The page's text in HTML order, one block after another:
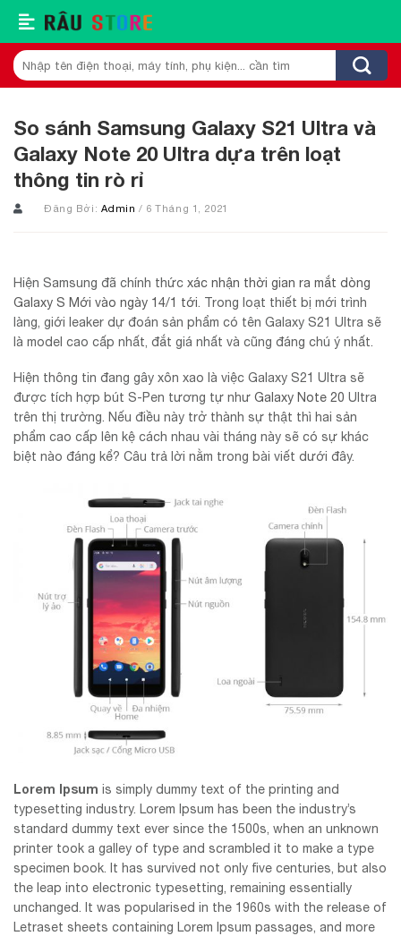
Skip
content
Tìm
kiếm:
So sánh Samsung Galaxy S21 Ultra và
Galaxy Note 20 Ultra dựa trên loạt
thông tin rò rỉ
Đăng Bởi: Admin/ 6 Tháng 1, 2021
Hiện Samsung đã chính thức xác nhận thời gian ra mắt dòng
Galaxy S Mới vào ngày 14/1 tới . Trong loạt thiết bị mới trình
làng, giới leaker dự đoán sản phẩm có tên Galaxy S21 Ultra sẽ
là model cao cấp nhất, đắt giá nhất và cũng đáng chú ý nhất.
Hiện thông tin đang gây xôn xao là việc Galaxy S21 Ultra sẽ
được tích hợp bút S-Pen tương tự như Galaxy Note 20 Ultra
trên thị trường. Nếu điều này trở thành sự thật thì hai sản
phẩm cao cấp lên kệ cách nhau vài tháng này sẽ có sự khác
biệt nào đáng kể? Câu trả lời nằm trong bài viết dưới đây.
Lorem Ipsum is simply dummy text of the printing and
typesetting industry. Lorem Ipsum has been the industry’s
standard dummy text ever since the 1500s, when an unknown
printer took a galley of type and scrambled it to make a type
specimen book. It has survived not only five centuries, but also
the leap into electronic typesetting, remaining essentially
unchanged. It was popularised in the 1960s with the release of
Letraset sheets containing Lorem Ipsum passages, and more